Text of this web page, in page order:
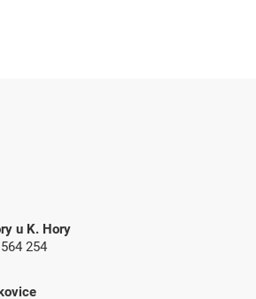
u K. Hory
254